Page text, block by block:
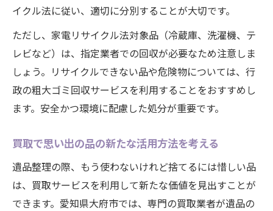
イクル法に従い、適切に分別することが大切です。
ただし、家電リサイクル法対象品（冷蔵庫、洗濯機、テ
レビなど）は、指定業者での回収が必要なため注意しま
しょう。リサイクルできない品や危険物については、行
政の粗大ゴミ回収サービスを利用することをおすすめし
ます。安全かつ環境に配慮した処分が重要です。
買取で思い出の品の新たな活用方法を考える
遺品整理の際、もう使わないけれど捨てるには惜しい品
は、買取サービスを利用して新たな価値を見出すことが
できます。愛知県大府市では、専門の買取業者が遺品の